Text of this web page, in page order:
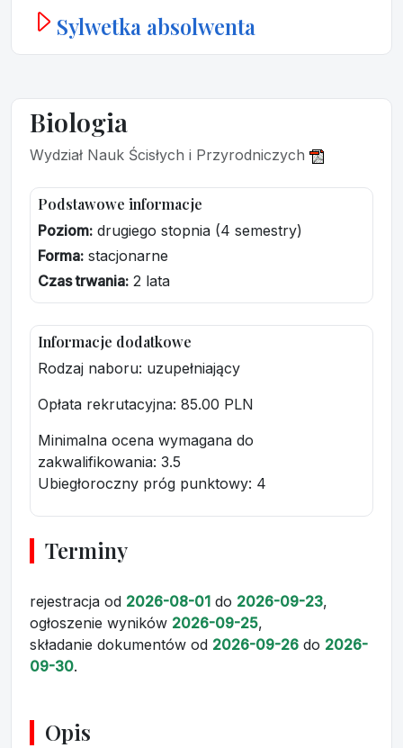
Sylwetka absolwenta
Biologia
Wydział Nauk Ścisłych i Przyrodniczych
Podstawowe informacje
Poziom: drugiego stopnia (4 semestry)
Forma: stacjonarne
Czas trwania: 2 lata
Informacje dodatkowe
Rodzaj naboru: uzupełniający
Opłata rekrutacyjna: 85.00 PLN
Minimalna ocena wymagana do
zakwalifikowania: 3.5
Ubiegłoroczny próg punktowy: 4
Terminy
rejestracja od 2026-08-01 do 2026-09-23,
ogłoszenie wyników 2026-09-25,
składanie dokumentów od 2026-09-26 do 2026-
09-30.
Opis